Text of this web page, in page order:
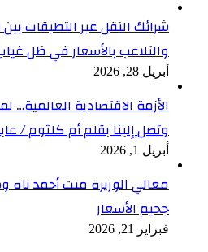
شرائك النقل عبر التطبقات
والتلاعب بالأسعار في ظل
أبريل 28, 2026
الأزمة الاقتصادية العالمية…
وتصل إلينا بقلم أم كلثوم /
أبريل 1, 2026
معالي الوزيرة منت أحمد ناه
جحيم الأسعار
فبراير 21, 2026